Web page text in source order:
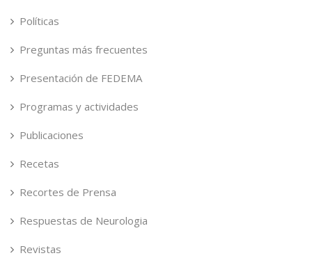
Políticas
Preguntas más frecuentes
Presentación de FEDEMA
Programas y actividades
Publicaciones
Recetas
Recortes de Prensa
Respuestas de Neurologia
Revistas